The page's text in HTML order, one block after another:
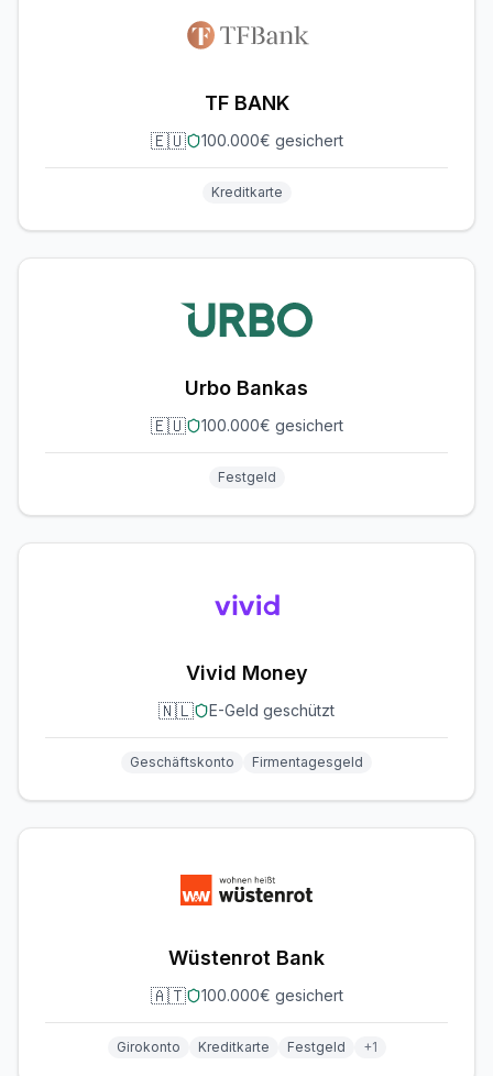
TF BANK
🇪🇺 100.000€ gesichert
Kreditkarte
Urbo Bankas
🇪🇺 100.000€ gesichert
Festgeld
Vivid Money
🇳🇱 E-Geld geschützt
Geschäftskonto Firmentagesgeld
Wüstenrot Bank
🇦🇹 100.000€ gesichert
Girokonto Kreditkarte Festgeld +1